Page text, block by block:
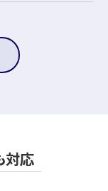
対応